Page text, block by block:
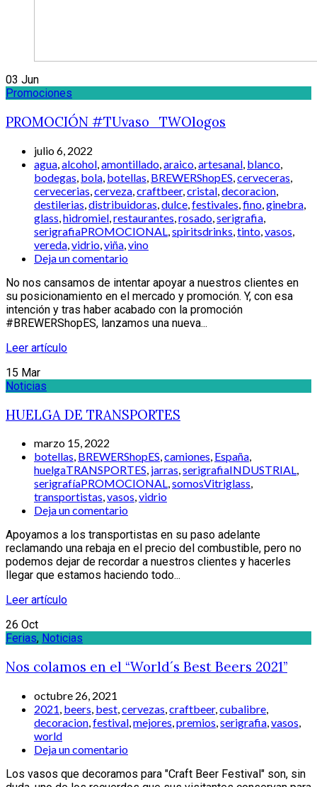
03 Jun
Promociones
PROMOCIÓN #TUvaso_TWOlogos
julio 6, 2022
agua,alcohol,amontillado,araico,artesanal, blanco,
bodegas, bola, botellas, BREWERShopES,cerveceras,
cervecerias,cerveza,craftbeer,cristal,decoracion,
destilerias,distribuidoras,dulce,festivales,fino,ginebra,
glass,hidromiel,restaurantes,rosado,serigrafia,
serigrafiaPROMOCIONAL,spiritsdrinks,tinto,vasos,
vereda,vidrio,viña,vino
Deja un comentario
No nos cansamos de intentar apoyar a nuestros clientes en
su posicionamiento en el mercado y promoción. Y, con esa
intención y tras haber acabado con la promoción
#BREWERShopES, lanzamos una nueva...
Leer artículo
15 Mar
Noticias
HUELGA DE TRANSPORTES
marzo 15, 2022
botellas, BREWERShopES,camiones, España,
huelgaTRANSPORTES, jarras,serigrafiaINDUSTRIAL,
serigrafíaPROMOCIONAL,somosVitriglass,
transportistas,vasos,vidrio
Deja un comentario
Apoyamos a los transportistas en su paso adelante
reclamando una rebaja en el precio del combustible, pero no
podemos dejar de recordar a nuestros clientes y hacerles
llegar que estamos haciendo todo...
Leer artículo
26 Oct
Ferias, Noticias
Nos colamos en el “World´s Best Beers 2021”
octubre 26, 2021
2021 beers best cervezas craftbeer, cubalibre
decoracion festival mejores premios serigrafia vasos
world
Deja un comentario
Los vasos que decoramos para "Craft Beer Festival" son, sin